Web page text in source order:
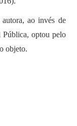
ao invés de
Pública, optou pelo
objeto.